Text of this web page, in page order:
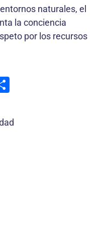
naturales, el
la conciencia
por los recursos
m